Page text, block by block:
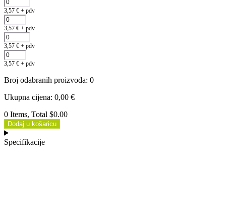
3,57 € + pdv
3,57 € + pdv
3,57 € + pdv
3,57 € + pdv
Broj odabranih proizvoda: 0
Ukupna cijena: 0,00 €
0 Items, Total $0.00
Dodaj u košaricu
Specifikacije